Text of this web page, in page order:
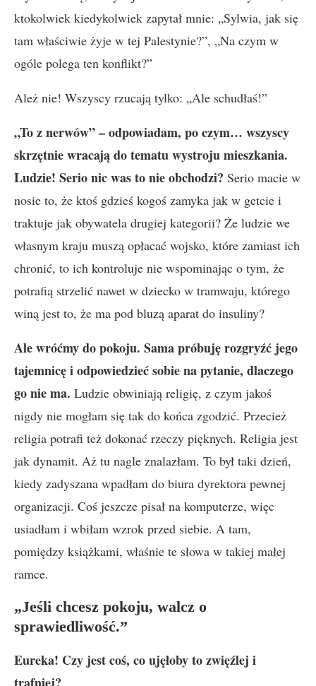
ktokolwiek kiedykolwiek zapytał mnie: „Sylwia, jak się
tam właściwie żyje w tej Palestynie?”, „Na czym w
ogóle polega ten konflikt?”
Ależ nie! Wszyscy rzucają tylko: „Ale schudłaś!”
„To z nerwów” – odpowiadam, po czym… wszyscy
skrzętnie wracają do tematu wystroju mieszkania.
Ludzie! Serio nic was to nie obchodzi? Serio macie w
nosie to, że ktoś gdzieś kogoś zamyka jak w getcie i
traktuje jak obywatela drugiej kategorii? Że ludzie we
własnym kraju muszą opłacać wojsko, które zamiast ich
chronić, to ich kontroluje nie wspominając o tym, że
potrafią strzelić nawet w dziecko w tramwaju, którego
winą jest to, że ma pod bluzą aparat do insuliny?
Ale wróćmy do pokoju. Sama próbuję rozgryźć jego
tajemnicę i odpowiedzieć sobie na pytanie, dlaczego
go nie ma. Ludzie obwiniają religię, z czym jakoś
nigdy nie mogłam się tak do końca zgodzić. Przecież
religia potrafi też dokonać rzeczy pięknych. Religia jest
jak dynamit. Aż tu nagle znalazłam. To był taki dzień,
kiedy zadyszana wpadłam do biura dyrektora pewnej
organizacji. Coś jeszcze pisał na komputerze, więc
usiadłam i wbiłam wzrok przed siebie. A tam,
pomiędzy książkami, właśnie te słowa w takiej małej
ramce.
„Jeśli chcesz pokoju, walcz o
sprawiedliwość.”
Eureka! Czy jest coś, co ujęłoby to zwięźlej i